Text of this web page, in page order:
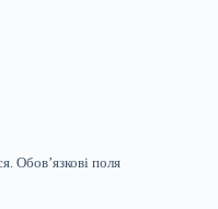
Обов’язкові поля